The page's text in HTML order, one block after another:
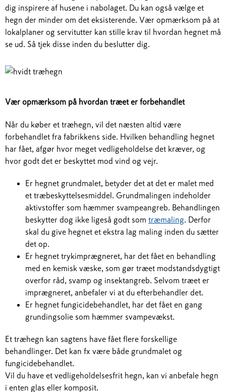
dig inspirere af husene i nabolaget. Du kan også vælge et
hegn der minder om det eksisterende. Vær opmærksom på at
lokalplaner og servitutter kan stille krav til hvordan hegnet må
se ud. Så tjek disse inden du beslutter dig.
Vær opmærksom på hvordan træet er forbehandlet
Når du køber et træhegn, vil det næsten altid være
forbehandlet fra fabrikkens side. Hvilken behandling hegnet
har fået, afgør hvor meget vedligeholdelse det kræver, og
hvor godt det er beskyttet mod vind og vejr.
Er hegnet grundmalet, betyder det at det er malet med
et træbeskyttelsesmiddel. Grundmalingen indeholder
aktivstoffer som hæmmer svampeangreb. Behandlingen
beskytter dog ikke ligeså godt som træmaling . Derfor
skal du give hegnet et ekstra lag maling inden du sætter
det op.
Er hegnet trykimprægneret, har det fået en behandling
med en kemisk væske, som gør træet modstandsdygtigt
overfor råd, svamp og insektangreb. Selvom træet er
imprægneret, anbefaler vi at du efterbehandler det.
Er hegnet fungicidebehandlet, har det fået en gang
grundingsolie som hæmmer svampevækst.
Et træhegn kan sagtens have fået flere forskellige
behandlinger. Det kan fx være både grundmalet og
fungicidebehandlet.
Vil du have et vedligeholdelsesfrit hegn, kan vi anbefale hegn
i enten glas eller komposit.